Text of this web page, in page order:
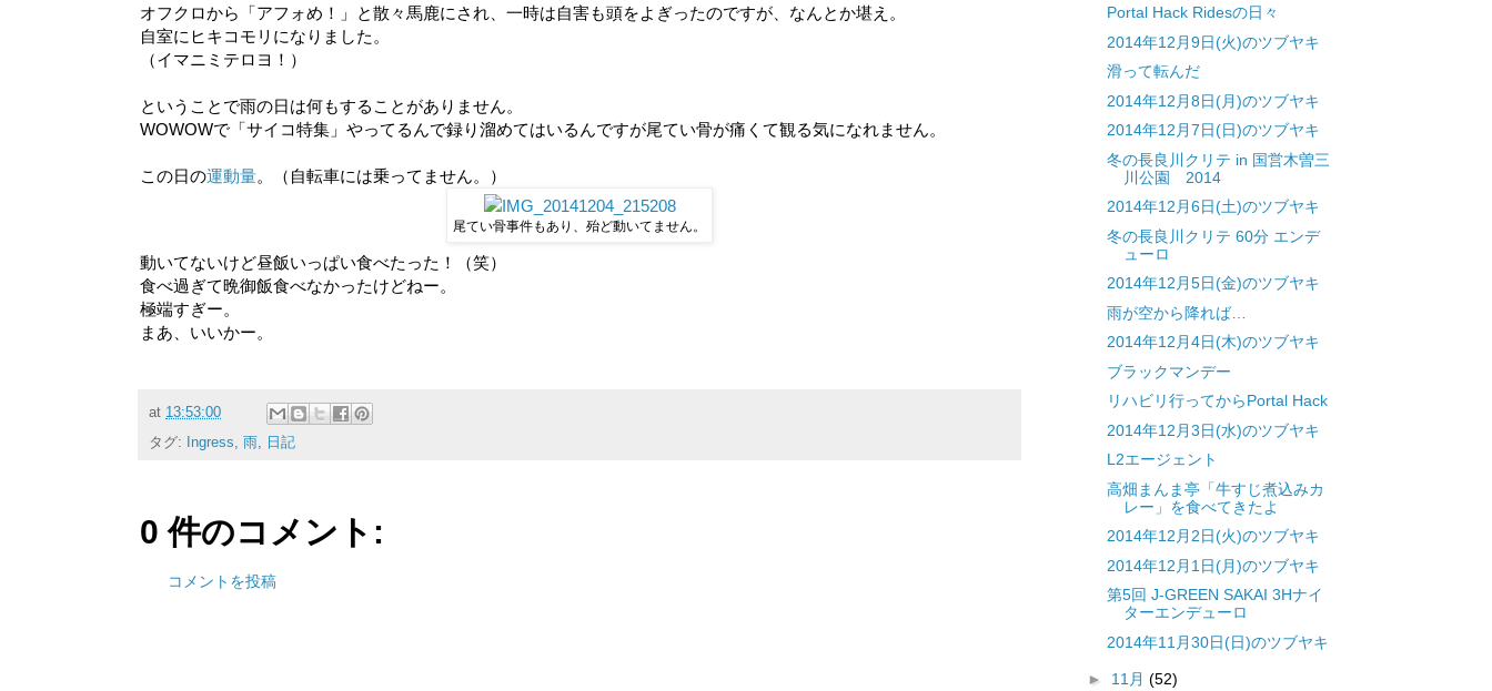
オフクロから「アフォめ！」と散々馬鹿にされ、一時は自害も頭をよぎったのですが、なんとか堪え。
自室にヒキコモリになりました。
（イマニミテロヨ！）
ということで雨の日は何もすることがありません。
WOWOWで「サイコ特集」やってるんで録り溜めてはいるんですが尾てい骨が痛くて観る気になれません。
この日の運動量。（自転車には乗ってません。）
尾てい骨事件もあり、殆ど動いてません。
動いてないけど昼飯いっぱい食べたった！（笑）
食べ過ぎて晩御飯食べなかったけどねー。
極端すぎー。
まあ、いいかー。
at 13:53:00
タグ:
Ingress 雨 日記
0 件のコメント:
コメントを投稿
Portal Hack Ridesの日々
2014年12月9日(火)のツブヤキ
滑って転んだ
2014年12月8日(月)のツブヤキ
2014年12月7日(日)のツブヤキ
冬の長良川クリテ in 国営木曽三
川公園 2014
2014年12月6日(土)のツブヤキ
冬の長良川クリテ 60分 エンデ
ューロ
2014年12月5日(金)のツブヤキ
雨が空から降れば…
2014年12月4日(木)のツブヤキ
ブラックマンデー
リハビリ行ってからPortal Hack
2014年12月3日(水)のツブヤキ
L2エージェント
高畑まんま亭「牛すじ煮込みカ
レー」を食べてきたよ
2014年12月2日(火)のツブヤキ
2014年12月1日(月)のツブヤキ
第5回 J-GREEN SAKAI 3Hナイ
ターエンデューロ
2014年11月30日(日)のツブヤキ
► 11月 (52)